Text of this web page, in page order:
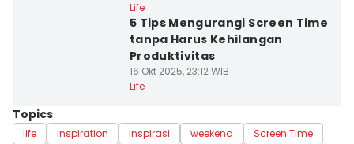
Life
5 Tips Mengurangi Screen Time
tanpa Harus Kehilangan
Produktivitas
16 Okt 2025, 23:12 WIB
Life
Topics
life inspiration Inspirasi weekend
Screen Time